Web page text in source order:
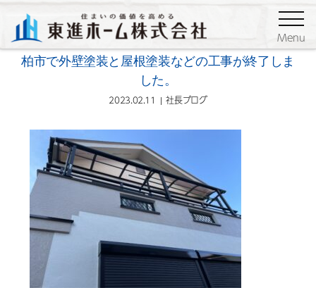
Menu
社長ブログ
柏市で外壁塗装と屋根塗装などの工事が終了しま
した。
2023.02.11 社長ブログ